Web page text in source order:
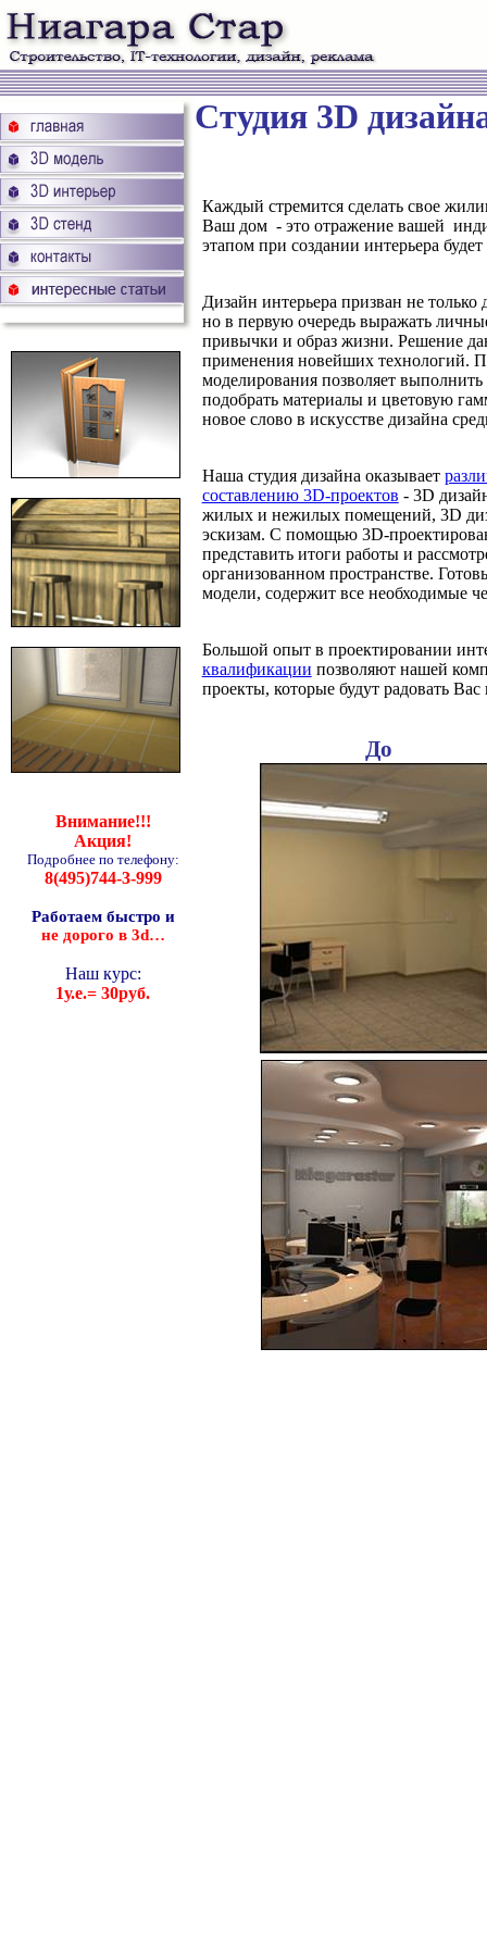
Внимание!!!
Акция!
Подробнее по телефону:
8(495)744-3-999
Работаем быстро и
не дорого в 3d…
Наш курс:
1у.е.= 30руб.
Студия 3D
Каждый стремится сделать свое
Ваш дом - это отражение вашей
этапом при создании интерьера
Дизайн интерьера призван не только
но в первую очередь выражать
привычки и образ жизни. Решение
применения новейших технологий.
моделирования позволяет
подобрать материалы и цветовую
новое слово в искусстве дизайна
Наша студия дизайна оказывает
составлению 3D-проектов - 3D
жилых и нежилых помещений, 3D
эскизам. С помощью 3D-
представить итоги работы и
организованном пространстве.
модели, содержит все необходимые
Большой опыт в проектировании
квалификации позволяют нашей
проекты, которые будут радовать
До